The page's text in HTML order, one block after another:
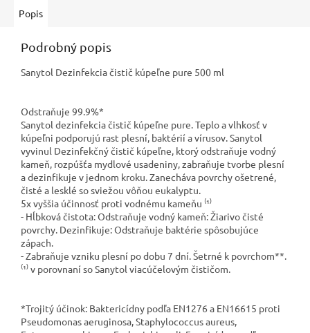
Popis
Podrobný popis
Sanytol Dezinfekcia čistič kúpeľne pure 500 ml
Odstraňuje 99.9%*
Sanytol dezinfekcia čistič kúpeľne pure. Teplo a vlhkosť v
kúpeľni podporujú rast plesní, baktérií a vírusov. Sanytol
vyvinul Dezinfekčný čistič kúpeľne, ktorý odstraňuje vodný
kameň, rozpúšťa mydlové usadeniny, zabraňuje tvorbe plesní
a dezinfikuje v jednom kroku. Zanecháva povrchy ošetrené,
čisté a lesklé so sviežou vôňou eukalyptu.
5x vyššia účinnosť proti vodnému kameňu ⁽¹⁾
- Hĺbková čistota: Odstraňuje vodný kameň: Žiarivo čisté
povrchy. Dezinfikuje: Odstraňuje baktérie spôsobujúce
zápach.
- Zabraňuje vzniku plesní po dobu 7 dní. Šetrné k povrchom**.
⁽¹⁾ v porovnaní so Sanytol viacúčelovým čističom.
*Trojitý účinok: Baktericídny podľa EN1276 a EN16615 proti
Pseudomonas aeruginosa, Staphylococcus aureus,